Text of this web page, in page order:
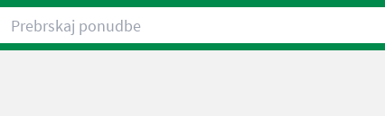
Prebrskaj ponudbe